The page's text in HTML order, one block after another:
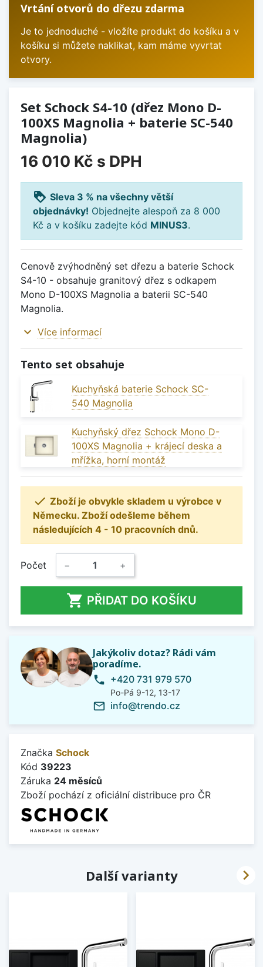
Vrtání otvorů do dřezu zdarma
Je to jednoduché - vložíte produkt do košíku a v
košíku si můžete naklikat, kam máme vyvrtat
otvory.
Set Schock S4-10 (dřez Mono D-
100XS Magnolia + baterie SC-540
Magnolia)
16 010 Kč s DPH
loyalty Sleva 3 % na všechny větší
objednávky! Objednejte alespoň za 8 000
Kč a v košíku zadejte kód MINUS3.
Cenově zvýhodněný set dřezu a baterie Schock
S4-10 - obsahuje granitový dřez s odkapem
Mono D-100XS Magnolia a baterii SC-540
Magnolia.
expand_more Více informací
Tento set obsahuje
Kuchyňská baterie Schock SC-
540 Magnolia
Kuchyňský dřez Schock Mono D-
100XS Magnolia + krájecí deska a
mřížka, horní montáž
 Zboží je obvykle skladem u výrobce v
Německu. Zboží odešleme během
následujících 4 - 10 pracovních dnů.
Počet − +
 PŘIDAT DO KOŠÍKU
Jakýkoliv dotaz? Rádi vám
poradíme.
phone +420 731 979 570
Po-Pá 9-12, 13-17
mail_outline info@trendo.cz
Značka Schock
Kód 39223
Záruka 24 měsíců
Zboží pochází z oficiální distribuce pro ČR
Další varianty 